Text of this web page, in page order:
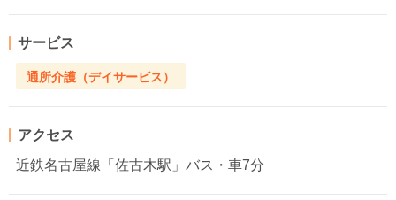
サービス
通所介護（デイサービス）
アクセス
近鉄名古屋線「佐古木駅」バス・車7分